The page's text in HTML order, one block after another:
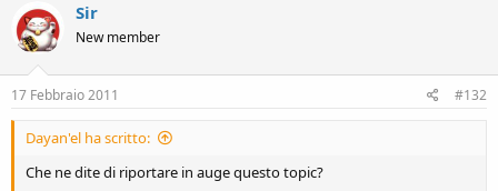
Sir
New member
17 Febbraio 2011 #132
Dayan'el ha scritto:
Che ne dite di riportare in auge questo topic?